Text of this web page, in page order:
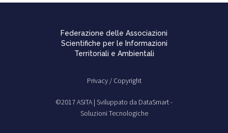
Federazione delle Associazioni
Scientifiche per le Informazioni
Territoriali e Ambientali
Privacy / Copyright
©2017 ASITA | Sviluppato da DataSmart -
Soluzioni Tecnologiche